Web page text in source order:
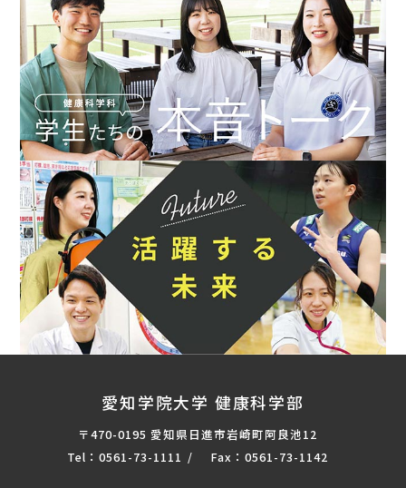
愛知学院大学 健康科学部
〒470-0195 愛知県日進市岩崎町阿良池12
Tel：0561-73-1111
Fax：0561-73-1142